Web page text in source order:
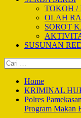
TOKOH /
OLAH
SOROT
SUSUNAN
Cari
untuk:
Home
KRIMINAL
Polres
Program Makan